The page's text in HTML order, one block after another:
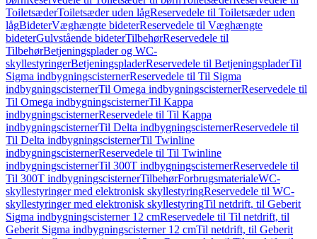
ToiletsæderToiletsæder uden lågReservedele til Toiletsæder uden
lågBideterVæghængte bideterReservedele til Væghængte
bideterGulvstående bideterTilbehørReservedele til
TilbehørBetjeningsplader og WC-
skyllestyringerBetjeningspladerReservedele til BetjeningspladerTil
Sigma indbygningscisternerReservedele til Til Sigma
indbygningscisternerTil Omega indbygningscisternerReservedele til
Til Omega indbygningscisternerTil Kappa
indbygningscisternerReservedele til Til Kappa
indbygningscisternerTil Delta indbygningscisternerReservedele til
Til Delta indbygningscisternerTil Twinline
indbygningscisternerReservedele til Til Twinline
indbygningscisternerTil 300T indbygningscisternerReservedele til
Til 300T indbygningscisternerTilbehørForbrugsmaterialeWC-
skyllestyringer med elektronisk skyllestyringReservedele til WC-
skyllestyringer med elektronisk skyllestyringTil netdrift, til Geberit
Sigma indbygningscisterner 12 cmReservedele til Til netdrift, til
Geberit Sigma indbygningscisterner 12 cmTil netdrift, til Geberit